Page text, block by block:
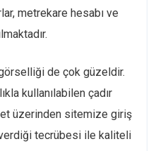
metrekare hesabı ve
de çok güzeldir.
kullanılabilen çadır
üzerinden sitemize giriş
verdiği tecrübesi ile kaliteli